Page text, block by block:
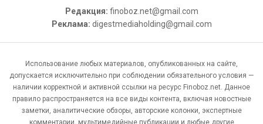
Редакция: finoboz.net@gmail.com
Реклама: digestmediaholding@gmail.com
Использование любых материалов, опубликованных на сайте,
допускается исключительно при соблюдении обязательного условия —
наличии корректной и активной ссылки на ресурс Finoboz.net. Данное
правило распространяется на все виды контента, включая новостные
заметки, аналитические обзоры, авторские колонки, экспертные
комментарии, мультимедийные публикации и любые другие